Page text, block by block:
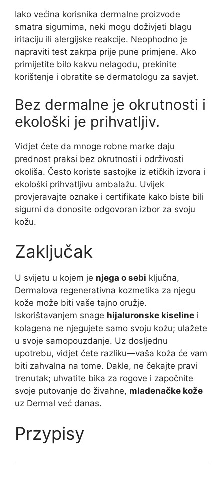
Iako većina korisnika dermalne proizvode
smatra sigurnima, neki mogu doživjeti blagu
iritaciju ili alergijske reakcije. Neophodno je
napraviti test zakrpa prije pune primjene. Ako
primijetite bilo kakvu nelagodu, prekinite
korištenje i obratite se dermatologu za savjet.
Bez dermalne je okrutnosti i
ekološki je prihvatljiv.
Vidjet ćete da mnoge robne marke daju
prednost praksi bez okrutnosti i održivosti
okoliša. Često koriste sastojke iz etičkih izvora i
ekološki prihvatljivu ambalažu. Uvijek
provjeravajte oznake i certifikate kako biste bili
sigurni da donosite odgovoran izbor za svoju
kožu.
Zaključak
U svijetu u kojem je njega o sebi ključna,
Dermalova regenerativna kozmetika za njegu
kože može biti vaše tajno oružje.
Iskorištavanjem snage hijaluronske kiseline i
kolagena ne njegujete samo svoju kožu; ulažete
u svoje samopouzdanje. Uz dosljednu
upotrebu, vidjet ćete razliku—vaša koža će vam
biti zahvalna na tome. Dakle, ne čekajte pravi
trenutak; uhvatite bika za rogove i započnite
svoje putovanje do živahne, mladenačke kože
uz Dermal već danas.
Przypisy